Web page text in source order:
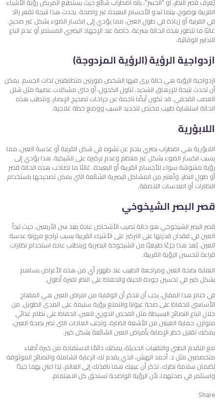
القريبة بوضوح، بينما تبدو الأجسام البعيدة غير واضحة. يحدث هذا نتيجة تقعر زائد
في القرنية أو زيادة في طول العين، مما يؤدي إلى انكسار الضوء بشكل غير صحيح.
غالبًا ما تتطور هذه الحالة بسرعة، خاصة عند الإجهاد البصري المستمر أو عدم اتباع
التدابير الوقائية.
ازدواجية الرؤية (الرؤية المزدوجة)
ازدواجية الرؤية هي حالة يرى فيها الشخص صورتين متطابقتين لذات الجسم. يمكن
أن تحدث نتيجة للإرهاق الشديد، تناول الكحول، أو حتى مشكلات عصبية مثل شلل
العصب القحفي. قد تكون أيضًا ناجمة عن جراحات تصحيح الإبصار، وتتطلب هذه
الحالة استشارة طبيب مختص لتحديد السبب ووضع خطة علاجية.
اللابؤرية
اللابؤرية هي اضطراب بصري ينجم عن تشوه في شكل القرنية أو عدسة العين، مما
يسبب انكسار الضوء بشكل غير منتظم وعدم تركيزه على الشبكية. هذا يؤدي إلى
رؤية مشوشة سواء للأجسام القريبة أو البعيدة. غالبًا ما تصاحب هذه الحالة قصر
أو طول النظر، وتُعتبر من المشاكل البصرية الشائعة التي يمكن تصحيحها باستخدام
النظارات أو العدسات اللاصقة.
قصر البصر الشيخوخي
قصر البصر الشيخوخي هو حالة تصيب الأشخاص عادة بعد سن الأربعين، حيث تبدأ
العين في فقدان قدرتها على التركيز على الأشياء القريبة بسبب تراجع مرونة عدسة
العين. يُعد هذا جزءًا طبيعيًا من الشيخوخة البصرية ويتطلب عادة استخدام نظارات
قراءة لتحسين الرؤية القريبة.
العناية بصحة العين ومراجعة الطبيب عند ظهور أي من هذه الأعراض يساهم
بشكل كبير في تحسين جودة الحياة والحفاظ على النظر لفترة أطول.
في ختام هذا المقال، يجب أن نتذكر أن الوقاية من امراض العين هي المفتاح
الأساسي للحفاظ على صحة عيوننا والتمتع برؤية سليمة على المدى الطويل. من
خلال اتباع النصائح البسيطة مثل الفحص الدوري للعين، الحفاظ على نظام غذائي
متوازن، حماية العينين من الأشعة الضارة، وتجنب العادات التي تضر بصحة العين،
يمكنك تقليل خطر الإصابة بأمراض العين الشائعة بشكل كبير.
مع التقدم الطبي والتقنيات الحديثة، يمكنك دائمًا الاستفادة من خبرة أطباء
متخصصين مثل د. أحمد الهبش، الذي يقدم لك الرعاية الشاملة والنصائح الموثوقة
لضمان سلامة نظرك. تذكر أن عينيك هما نافذتك إلى العالم، لذا اعتنِ بهما جيدًا
واستثمر في صحتهما، لأن الرؤية الواضحة تستحق كل الاهتمام.
Share